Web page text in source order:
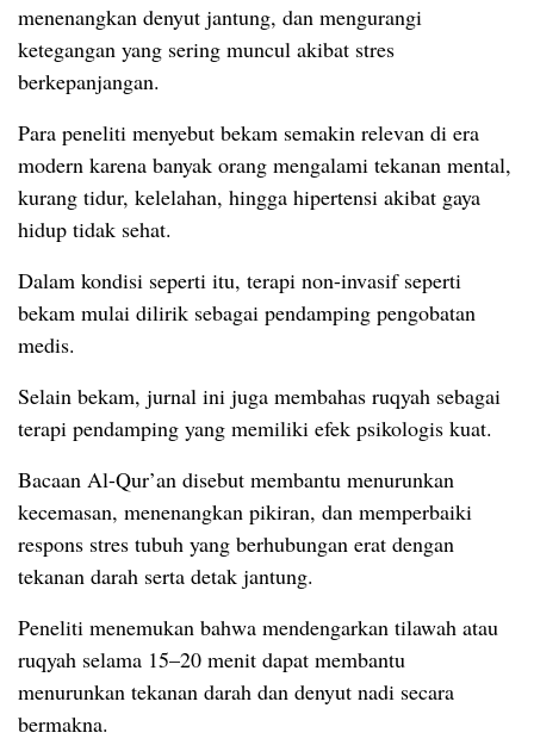
menenangkan denyut jantung, dan mengurangi
ketegangan yang sering muncul akibat stres
berkepanjangan.
Para peneliti menyebut bekam semakin relevan di era
modern karena banyak orang mengalami tekanan mental,
kurang tidur, kelelahan, hingga hipertensi akibat gaya
hidup tidak sehat.
Dalam kondisi seperti itu, terapi non-invasif seperti
bekam mulai dilirik sebagai pendamping pengobatan
medis.
Selain bekam, jurnal ini juga membahas ruqyah sebagai
terapi pendamping yang memiliki efek psikologis kuat.
Bacaan Al-Qur’an disebut membantu menurunkan
kecemasan, menenangkan pikiran, dan memperbaiki
respons stres tubuh yang berhubungan erat dengan
tekanan darah serta detak jantung.
Peneliti menemukan bahwa mendengarkan tilawah atau
ruqyah selama 15–20 menit dapat membantu
menurunkan tekanan darah dan denyut nadi secara
bermakna.